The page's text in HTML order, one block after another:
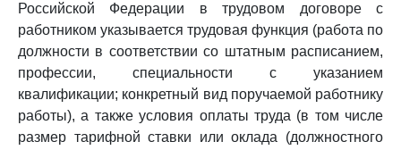
Российской Федерации в трудовом договоре с
работником указывается трудовая функция (работа по
должности в соответствии со штатным расписанием,
профессии, специальности с указанием
квалификации; конкретный вид поручаемой работнику
работы), а также условия оплаты труда (в том числе
размер тарифной ставки или оклада (должностного